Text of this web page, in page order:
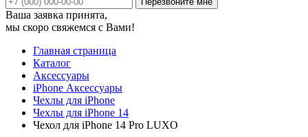
Ваша заявка принята,
мы скоро свяжемся с Вами!
Главная страница
Каталог
Аксессуары
iPhone Аксессуары
Чехлы для iPhone
Чехлы для iPhone 14
Чехол для iPhone 14 Pro LUXO